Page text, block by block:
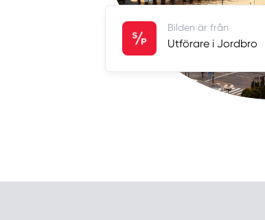
Bilden är från
Utförare i Jordbro